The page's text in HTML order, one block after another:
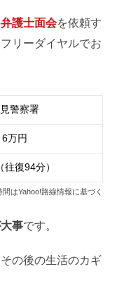
弁護士面会を依頼す
リーダイヤルでお
警察署
6万円
往復94分）
はYahoo!路線情報に基づく
事です。
の後の生活のカギ